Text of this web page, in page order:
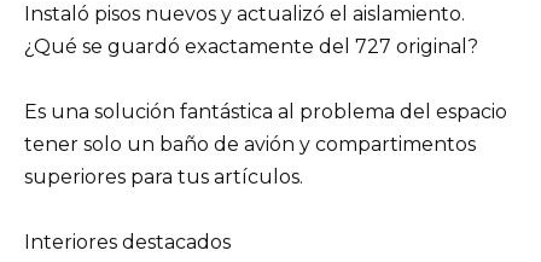
Instaló pisos nuevos y actualizó el aislamiento.
¿Qué se guardó exactamente del 727 original?
Es una solución fantástica al problema del espacio
tener solo un baño de avión y compartimentos
superiores para tus artículos.
Interiores destacados